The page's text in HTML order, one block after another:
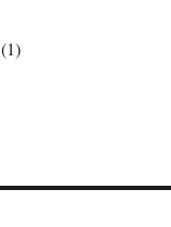
(1)